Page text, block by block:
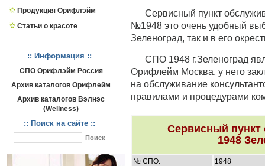
Продукция Орифлэйм
Статьи о красоте
:: Информация ::
СПО Орифлэйм Россия
Архив каталогов Орифлейм
Архив каталогов Вэлнэс
(Wellness)
:: Поиск на сайте ::
Сервисный пункт
№1948 это очень удобный
Зеленоград, так и в его
СПО 1948 г.Зеленоград
Орифлейм Москва, у него
на обслуживание
правилами и процедурами
Сервисный
1948
№ СПО:
1948